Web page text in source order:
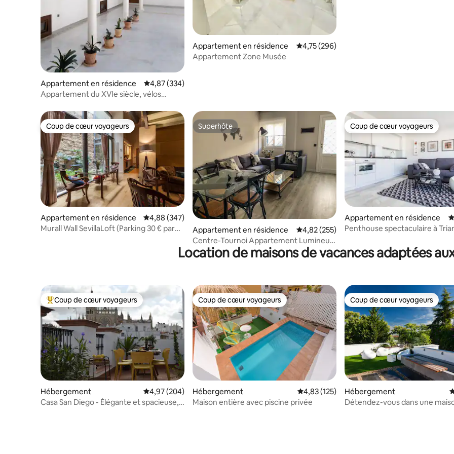
las normas de convivencia, se les podrá
exigir abandonar el apartamento en un
plazo de 24 horas (con pérdida del
importe del alquiler acordado, y sin poder
reclamar nada a cambio).
Appartement en résidence Évaluation moyenne sur la base de 334 commentaires : 4,87 sur 5
4,87 (334)
Appartement du XVIe siècle, vélos
Appartement en résidence Évaluation moyenne sur la base de 296
4,75 (296)
Appartement Zone Musée
Coup de cœur voyageurs
Coup de cœur voyageurs
Appartement en résidence Évaluation moyenne sur la base de 347 commentaires : 4,88 sur 5
4,88 (347)
Murall Wall SevillaLoft (Parking 30 € par
Superhôte
Superhôte
Appartement en résidence Évaluation moyenne sur la base de 255
4,82 (255)
Centre-Tournoi Appartement Lumineux
Design
Coup de cœur voyageurs
Coup de cœur voyageurs
Appartement en résidence
Penthouse spectaculaire à
Location de maisons de vacances adaptées
Coups de cœur voyageurs les plus appréciés
Coup de cœur voyageurs
Hébergement Évaluation moyenne sur la base de 204 commentaires : 4,97 sur 5
4,97 (204)
Casa San Diego - Élégante et spacieuse,
Coup de cœur voyageurs
Coup de cœur voyageurs
Hébergement Évaluation moyenne sur la base de 125
4,83 (125)
Maison entière avec piscine privée
Coup de cœur voyageurs
Coup de cœur voyageurs
Hébergement
Détendez-vous dans une